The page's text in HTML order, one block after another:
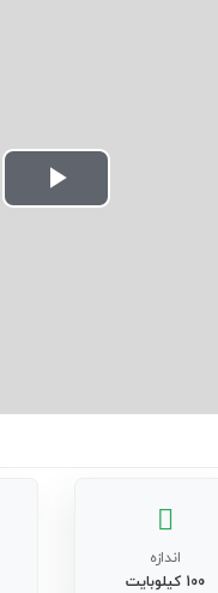
Play
اندازه
100 کیلوبایت